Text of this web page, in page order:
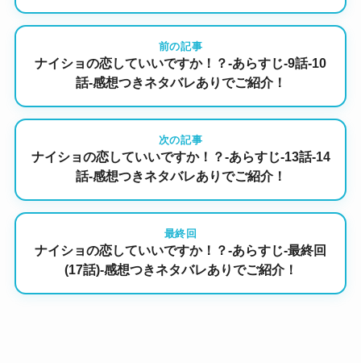
前の記事
ナイショの恋していいですか！？-あらすじ-9話-10
話-感想つきネタバレありでご紹介！
次の記事
ナイショの恋していいですか！？-あらすじ-13話-14
話-感想つきネタバレありでご紹介！
最終回
ナイショの恋していいですか！？-あらすじ-最終回
(17話)-感想つきネタバレありでご紹介！